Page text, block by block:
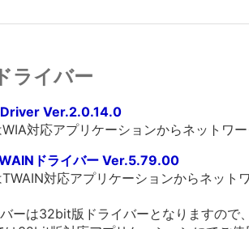
ライバー
Ver.2.0.14.0
対応アプリケーションからネットワ
ドライバー Ver.5.79.00
対応アプリケーションからネッ
ーは32bit版ドライバーとなりますの